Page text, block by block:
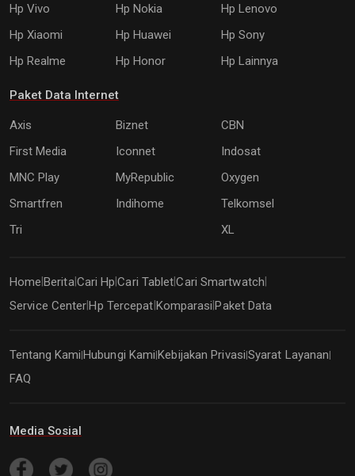
Hp Vivo
Hp Nokia
Hp Lenovo
Hp Xiaomi
Hp Huawei
Hp Sony
Hp Realme
Hp Honor Hp Lainnya
Paket Data Internet
Axis Biznet
CBN
First Media
Iconnet
Indosat
MNC Play
MyRepublic
Oxygen
Smartfren
Indihome
Telkomsel
Tri
XL
Home Berita Cari Hp |Cari Tablet|Cari Smartwatch
Service Center|Hp Tercepat Komparasi |Paket Data
Tentang Kami|Hubungi Kami|Kebijakan Privasi|Syarat Layanan|
FAQ
Media Sosial